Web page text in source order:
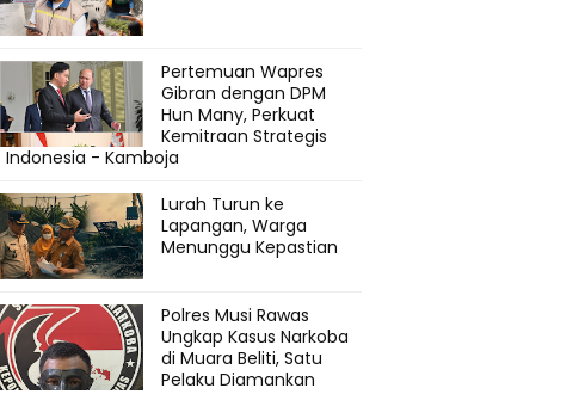
Pertemuan Wapres
Gibran dengan DPM
Hun Many, Perkuat
Kemitraan Strategis
Indonesia - Kamboja
Lurah Turun ke
Lapangan, Warga
Menunggu Kepastian
Polres Musi Rawas
Ungkap Kasus Narkoba
di Muara Beliti, Satu
Pelaku Diamankan